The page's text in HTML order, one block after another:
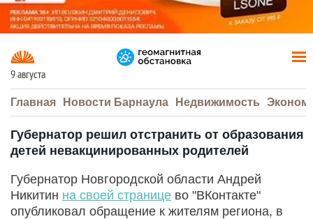
9 августа
Главная Новости Барнаула Недвижимость
Губернатор решил отстранить от образования
детей невакцинированных родителей
Губернатор Новгородской области Андрей
Никитин на своей странице во "ВКонтакте"
опубликовал обращение к жителям региона, в